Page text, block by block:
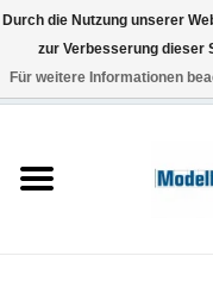
Schiffe
Durch die Nutzung unserer
zur Verbesserung dieser
Für weitere Informationen